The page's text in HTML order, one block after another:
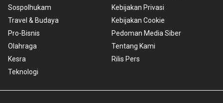
Sospolhukam
Travel & Budaya
Pro-Bisnis
Olahraga
Kesra
Teknologi
Kebijakan Privasi
Kebijakan Cookie
Pedoman Media Siber
Tentang Kami
Rilis Pers